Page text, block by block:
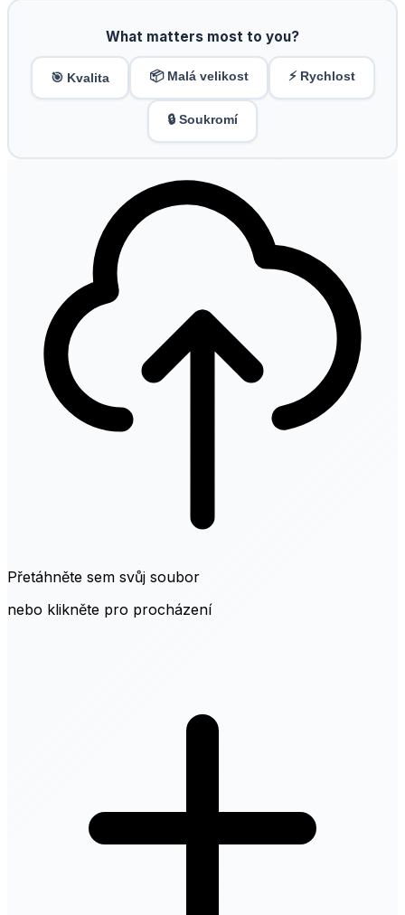
What matters most to you?
🎯 Kvalita 📦 Malá velikost ⚡ Rychlost
🔒 Soukromí
Přetáhněte sem svůj soubor
nebo klikněte pro procházení